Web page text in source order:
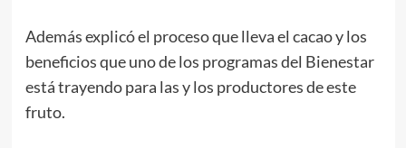
Además explicó el proceso que lleva el cacao y los
beneficios que uno de los programas del Bienestar
está trayendo para las y los productores de este
fruto.